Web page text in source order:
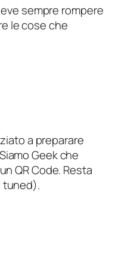
sempre rompere
le cose che
a preparare
Geek che
QR Code. Resta